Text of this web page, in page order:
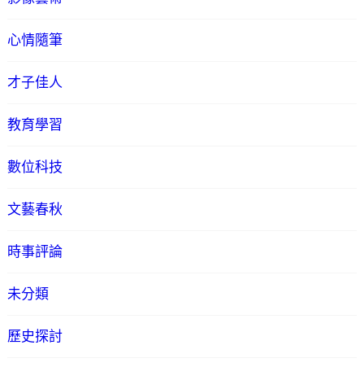
心情隨筆
才子佳人
教育學習
數位科技
文藝春秋
時事評論
未分類
歷史探討